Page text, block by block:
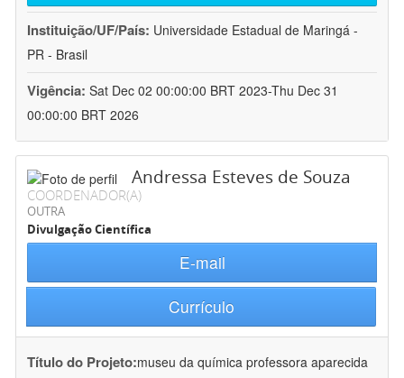
Instituição/UF/País: Universidade Estadual de Maringá -
PR - Brasil
Vigência: Sat Dec 02 00:00:00 BRT 2023-Thu Dec 31
00:00:00 BRT 2026
Andressa Esteves de Souza
COORDENADOR(A)
OUTRA
Divulgação Científica
E-mail
Currículo
Título do Projeto:museu da química professora aparecida